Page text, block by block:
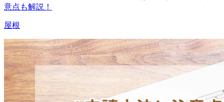
意点も解説！
屋根